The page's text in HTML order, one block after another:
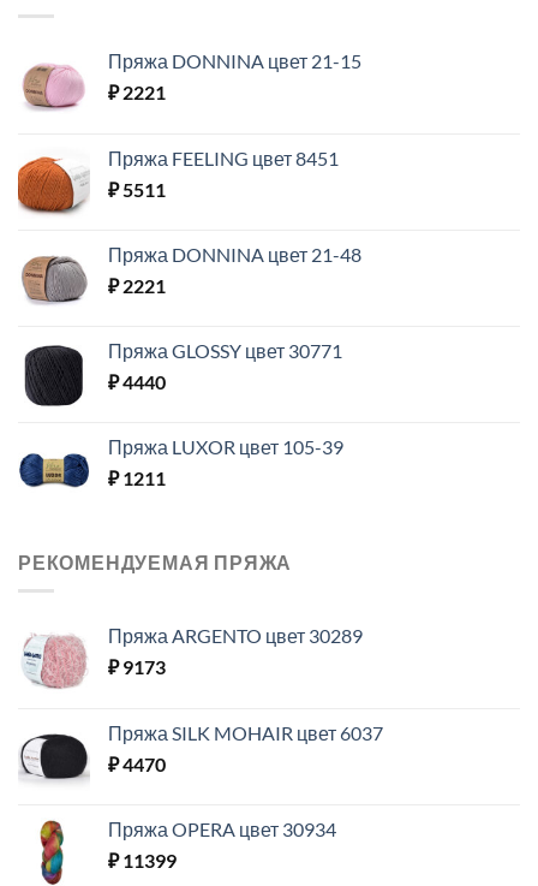
Пряжа DONNINA цвет 21-15
₽2221
Пряжа FEELING цвет 8451
₽5511
Пряжа DONNINA цвет 21-48
₽2221
Пряжа GLOSSY цвет 30771
₽4440
Пряжа LUXOR цвет 105-39
₽1211
РЕКОМЕНДУЕМАЯ ПРЯЖА
Пряжа ARGENTO цвет 30289
₽9173
Пряжа SILK MOHAIR цвет 6037
₽4470
Пряжа OPERA цвет 30934
₽11399